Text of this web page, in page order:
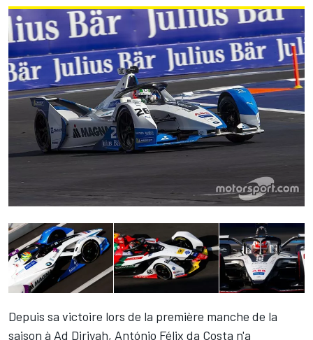
Depuis sa victoire lors de la première manche de la
saison à Ad Diriyah, António Félix da Costa n'a